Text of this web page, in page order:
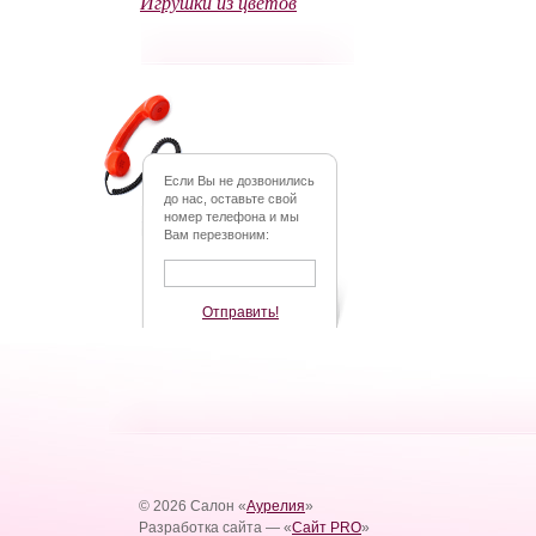
Если Вы не дозвонились
до нас, оставьте свой
номер телефона и мы
Вам перезвоним:
Отправить!
© 2026 Салон «Аурелия»
Разработка сайта — «Сайт PRO»